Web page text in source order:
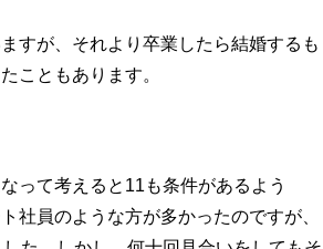
すが、それより卒業したら結婚するも
こともあります。
って考えると11も条件があるよう
員のような方が多かったのですが、